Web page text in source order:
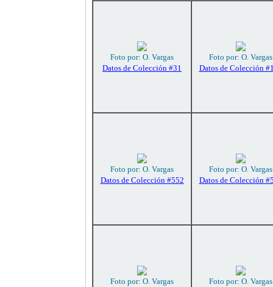
Foto por: O. Vargas
Datos de Colección #31
Foto por: O. Vargas
Datos de Colección
Foto por: O. Vargas
Datos de Colección #552
Foto por: O. Vargas
Datos de Colección
Foto por: O. Vargas
Foto por: O. Vargas